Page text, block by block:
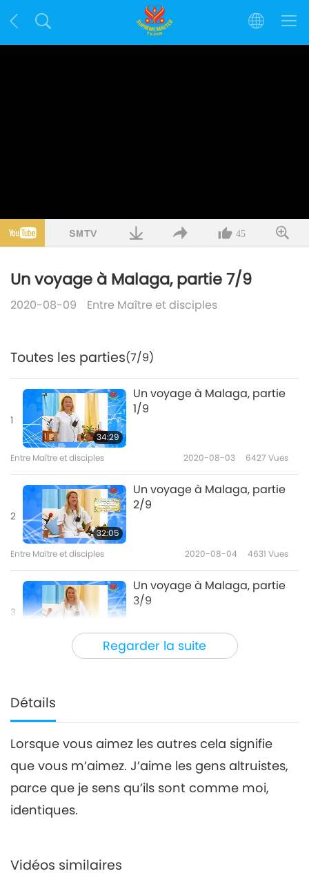
45
Un voyage à Malaga, partie 7/9
2020-08-09 Entre Maître et disciples
Regarder la suite
Toutes les parties(7/9)
1
34:29
Un voyage à Malaga, partie
1/9
Entre Maître et disciples 2020-08-03 6427 Vues
2
32:05
Un voyage à Malaga, partie
2/9
Entre Maître et disciples 2020-08-04 4631 Vues
3
Un voyage à Malaga, partie
3/9
Entre Maître et disciples 2020-08-05
4
26:16
Entre Maître et disciples 2020-08-06 4438Vues
5
Un voyage à Malaga, partie
5/9
Détails
Lorsque vous aimez les autres cela signifie
que vous m’aimez. J’aime les gens altruistes,
parce que je sens qu’ils sont comme moi,
identiques.
Vidéos similaires